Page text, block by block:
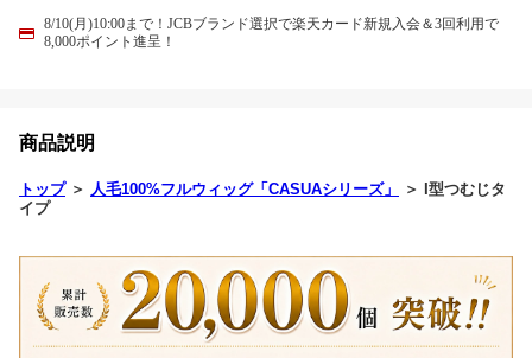
8/10(月)10:00まで！JCBブランド選択で楽天カード新規入会＆3回利用で
8,000ポイント進呈！
商品説明
トップ＞ 人毛100%フルウィッグ「CASUAシリーズ」
＞ I型つむじタ
イプ